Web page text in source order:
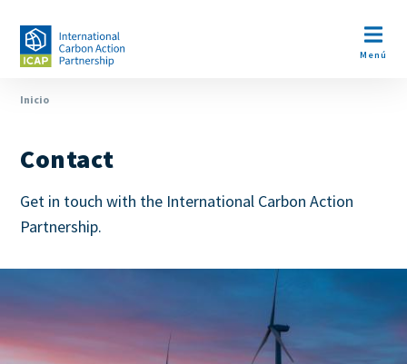
contenido
Open
Menú
Ruta
navegación
Inicio
Contact
Cuerpo
Get in touch with the International Carbon Action
Partnership.